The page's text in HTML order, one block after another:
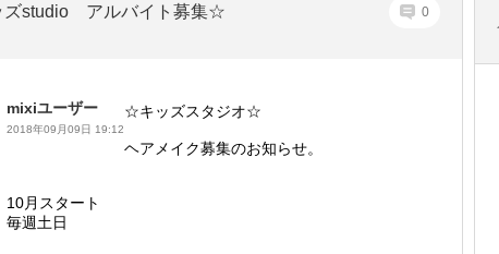
ズstudio アルバイト募集☆ 0
mixiユーザー
2018年09月09日 19:12
☆キッズスタジオ☆
ヘアメイク募集のお知らせ。
10月スタート
毎週土日